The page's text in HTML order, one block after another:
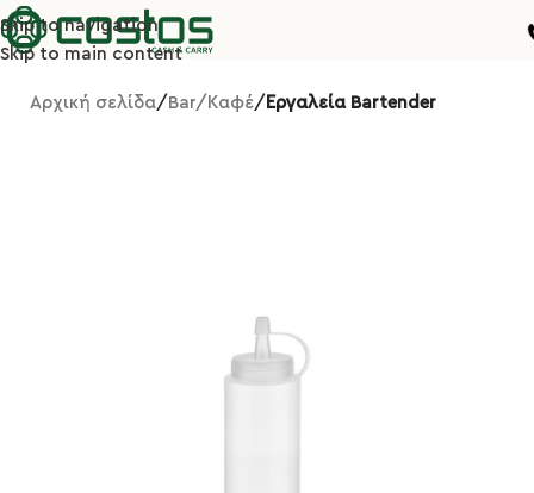
Skip to navigation
Skip to main content
Αρχική σελίδα Bar/Καφέ Εργαλεία Bartender